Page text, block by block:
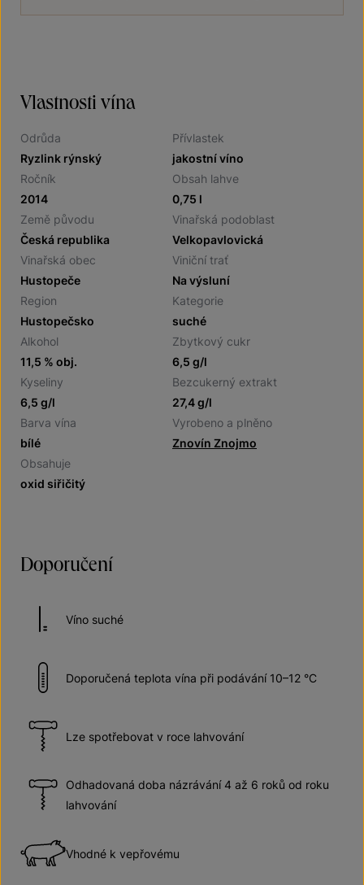
Vlastnosti vína
Odrůda
Ryzlink rýnský
Přívlastek
jakostní víno
Ročník
2014
Obsah lahve
0,75 l
Země původu
Česká republika
Vinařská podoblast
Velkopavlovická
Vinařská obec
Hustopeče
Viniční trať
Na výsluní
Region
Hustopečsko
Kategorie
suché
Alkohol
11,5 % obj.
Zbytkový cukr
6,5 g/l
Kyseliny
6,5 g/l
Bezcukerný extrakt
27,4 g/l
Barva vína
bílé
Vyrobeno a plněno
Znovín Znojmo
Obsahuje
oxid siřičitý
Doporučení
Víno suché
Doporučená teplota vína při podávání 10–12 °C
Lze spotřebovat v roce lahvování
Odhadovaná doba názrávání 4 až 6 roků od roku
lahvování
Vhodné k vepřovému